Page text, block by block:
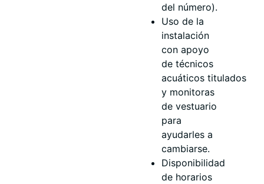
del número).
Uso de la
instalación
con apoyo
de técnicos
acuáticos titulados
y monitoras
de vestuario
para
ayudarles a
cambiarse.
Disponibilidad
de horarios